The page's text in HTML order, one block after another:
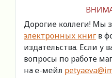
Дорогие коллеги! Мы
электронных книг в
издательства. Если у
вопросы по работе
на е-мейл